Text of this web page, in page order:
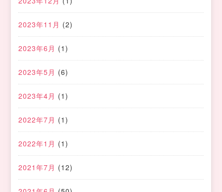
2023年11月 (2)
2023年6月 (1)
2023年5月 (6)
2023年4月 (1)
2022年7月 (1)
2022年1月 (1)
2021年7月 (12)